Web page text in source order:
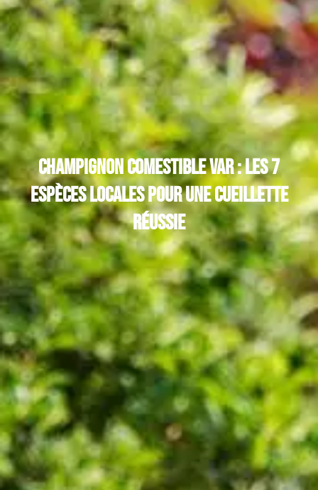
Champignon comestible Var : les 7
espèces locales pour une cueillette
réussie